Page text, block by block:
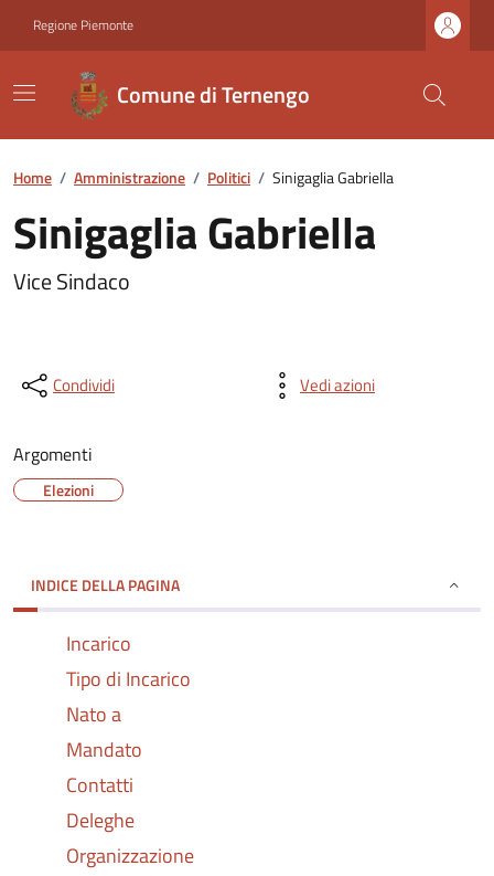
Regione Piemonte
Comune di Ternengo
Home / Amministrazione / Politici / Sinigaglia Gabriella
Sinigaglia Gabriella
Vice Sindaco
Condividi Vedi azioni
Argomenti
Elezioni
INDICE DELLA PAGINA
Incarico
Tipo di Incarico
Nato a
Mandato
Contatti
Deleghe
Organizzazione